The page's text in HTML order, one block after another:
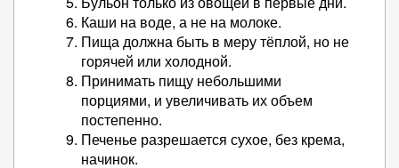
Каши на воде, а не на молоке.
Пища должна быть в меру тёплой, но не
горячей или холодной.
Принимать пищу небольшими
порциями, и увеличивать их объем
постепенно.
Печенье разрешается сухое, без крема,
начинок.